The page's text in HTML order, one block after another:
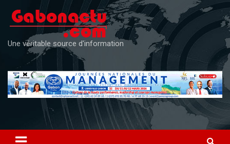
content
Une véritable source d'information